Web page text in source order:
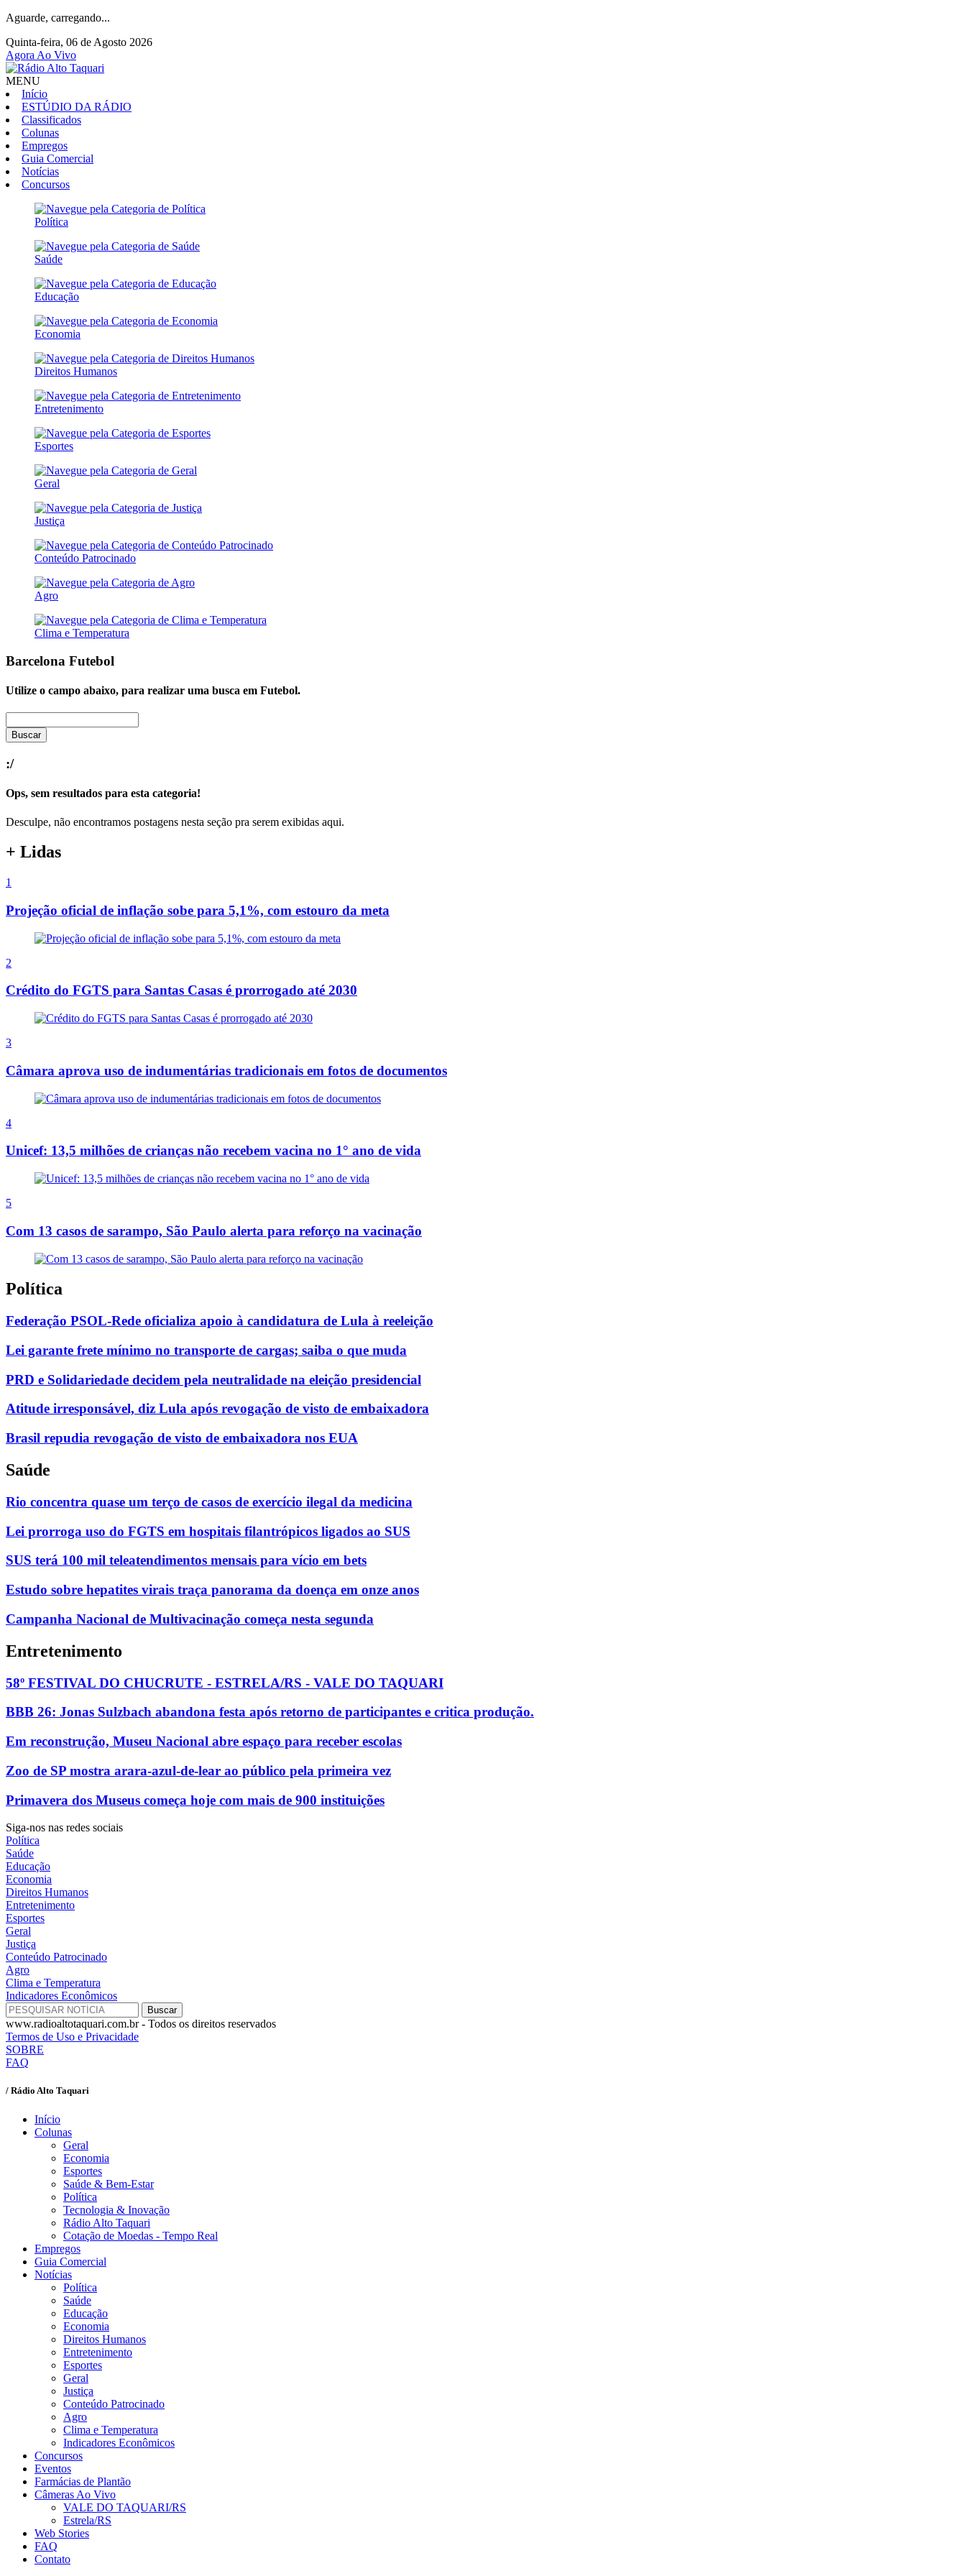
Aguarde, carregando...
Quinta-feira, 06 de Agosto 2026
Agora Ao Vivo
MENU
Início
ESTÚDIO DA RÁDIO
Classificados
Colunas
Empregos
Guia Comercial
Notícias
Concursos
Política
Saúde
Educação
Economia
Direitos Humanos
Entretenimento
Esportes
Geral
Justiça
Conteúdo Patrocinado
Agro
Clima e Temperatura
Barcelona Futebol
Utilize o campo abaixo, para realizar uma busca em Futebol.
Buscar
:/
Ops, sem resultados para esta categoria!
Desculpe, não encontramos postagens nesta seção pra serem exibidas aqui.
+ Lidas
1
Projeção oficial de inflação sobe para 5,1%, com estouro da meta
2
Crédito do FGTS para Santas Casas é prorrogado até 2030
3
Câmara aprova uso de indumentárias tradicionais em fotos de documentos
4
Unicef: 13,5 milhões de crianças não recebem vacina no 1° ano de vida
5
Com 13 casos de sarampo, São Paulo alerta para reforço na vacinação
Política
Federação PSOL-Rede oficializa apoio à candidatura de Lula à reeleição
Lei garante frete mínimo no transporte de cargas; saiba o que muda
PRD e Solidariedade decidem pela neutralidade na eleição presidencial
Atitude irresponsável, diz Lula após revogação de visto de embaixadora
Brasil repudia revogação de visto de embaixadora nos EUA
Saúde
Rio concentra quase um terço de casos de exercício ilegal da medicina
Lei prorroga uso do FGTS em hospitais filantrópicos ligados ao SUS
SUS terá 100 mil teleatendimentos mensais para vício em bets
Estudo sobre hepatites virais traça panorama da doença em onze anos
Campanha Nacional de Multivacinação começa nesta segunda
Entretenimento
58º FESTIVAL DO CHUCRUTE - ESTRELA/RS - VALE DO TAQUARI
BBB 26: Jonas Sulzbach abandona festa após retorno de participantes e critica produção.
Em reconstrução, Museu Nacional abre espaço para receber escolas
Zoo de SP mostra arara-azul-de-lear ao público pela primeira vez
Primavera dos Museus começa hoje com mais de 900 instituições
Siga-nos nas redes sociais
Política
Saúde
Educação
Economia
Direitos Humanos
Entretenimento
Esportes
Geral
Justiça
Conteúdo Patrocinado
Agro
Clima e Temperatura
Indicadores Econômicos
www.radioaltotaquari.com.br - Todos os direitos reservados
Termos de Uso e Privacidade
SOBRE
FAQ
/ Rádio Alto Taquari
Início
Colunas
Geral
Economia
Esportes
Saúde & Bem-Estar
Política
Tecnologia & Inovação
Rádio Alto Taquari
Cotação de Moedas - Tempo Real
Empregos
Guia Comercial
Notícias
Política
Saúde
Educação
Economia
Direitos Humanos
Entretenimento
Esportes
Geral
Justiça
Conteúdo Patrocinado
Agro
Clima e Temperatura
Indicadores Econômicos
Concursos
Eventos
Farmácias de Plantão
Câmeras Ao Vivo
VALE DO TAQUARI/RS
Estrela/RS
Web Stories
FAQ
Contato